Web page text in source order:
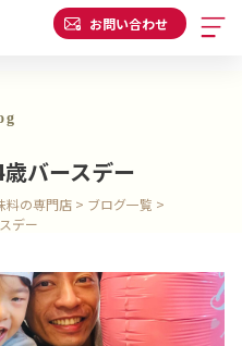
お問い合わせ
バースデー
料の専門店 > ブログ一覧 >
デー